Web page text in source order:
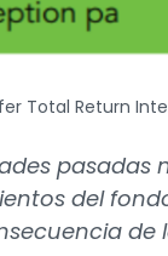
Total Return
pasadas
del
de